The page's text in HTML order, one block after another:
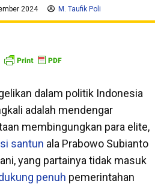
2024 M. Taufik Poli
dalam politik Indonesia
adalah mendengar
membingungkan para elite,
santun ala Prabowo Subianto
yang partainya tidak masuk
penuh pemerintahan